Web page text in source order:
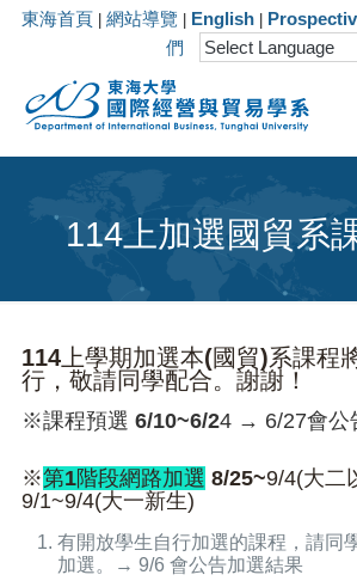
東海首頁 網站導覽 English
們
114上加選國貿系
114上學期加選本(國貿)系課程
行，敬請同學配合。謝謝！
※課程預選 6/10~6/24 → 6/27會公
※第1階段網路加選 8/25~9/4(大二
9/1~9/4(大一新生)
有開放學生自行加選的課程，請同
加選。
→ 9/6 會公告加選結果